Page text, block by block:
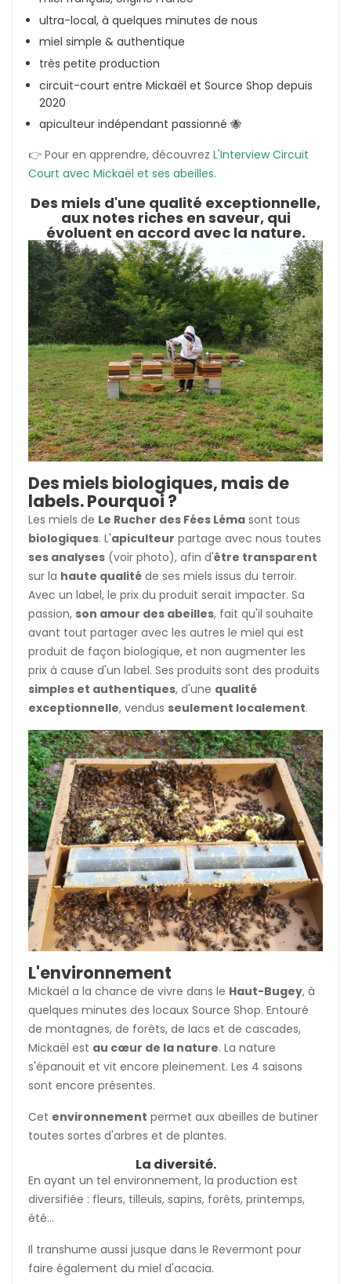
ultra-local, à quelques minutes de nous
miel simple & authentique
très petite production
circuit-court entre Mickaël et Source Shop depuis
2020
apiculteur indépendant passionné 🐝
👉 Pour en apprendre, découvrez L'Interview Circuit
Court avec Mickaël et ses abeilles.
Des miels d'une qualité exceptionnelle,
aux notes riches en saveur, qui
évoluent en accord avec la nature.
Des miels biologiques, mais de
labels. Pourquoi ?
Les miels de Le Rucher des Fées Léma sont tous
biologiques. L'apiculteur partage avec nous toutes
ses analyses (voir photo), afin d'être transparent
sur la haute qualité de ses miels issus du terroir.
Avec un label, le prix du produit serait impacter. Sa
passion, son amour des abeilles, fait qu'il souhaite
avant tout partager avec les autres le miel qui est
produit de façon biologique, et non augmenter les
prix à cause d'un label. Ses produits sont des produits
simples et authentiques, d'une qualité
exceptionnelle, vendus seulement localement.
L'environnement
Mickaël a la chance de vivre dans le Haut-Bugey, à
quelques minutes des locaux Source Shop. Entouré
de montagnes, de forêts, de lacs et de cascades,
Mickaël est au cœur de la nature. La nature
s'épanouit et vit encore pleinement. Les 4 saisons
sont encore présentes.
Cet environnement permet aux abeilles de butiner
toutes sortes d'arbres et de plantes.
La diversité.
En ayant un tel environnement, la production est
diversifiée : fleurs, tilleuls, sapins, forêts, printemps,
été...
Il transhume aussi jusque dans le Revermont pour
faire également du miel d'acacia.